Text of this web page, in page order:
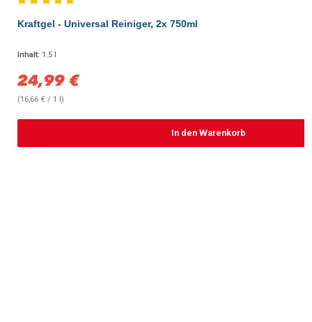
Kraftgel - Universal Reiniger, 2x 750ml
Inhalt: 1.5 l
Verkaufspreis:
24,99 €
(16,66 € / 1 l)
In den Warenkorb